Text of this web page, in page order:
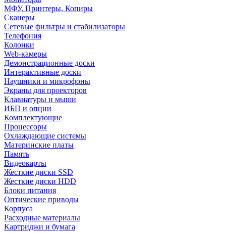
МФУ, Принтеры, Копиры
Сканеры
Сетевые фильтры и стабилизаторы
Телефония
Колонки
Web-камеры
Демонстрационные доски
Интерактивные доски
Наушники и микрофоны
Экраны для проекторов
Клавиатуры и мыши
ИБП и опции
Комплектующие
Процессоры
Охлаждающие системы
Материнские платы
Память
Видеокарты
Жесткие диски SSD
Жесткие диски HDD
Блоки питания
Оптические приводы
Корпуса
Расходные материалы
Картриджи и бумага